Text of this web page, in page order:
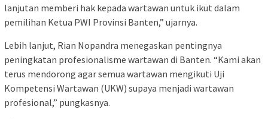
lanjutan memberi hak kepada wartawan untuk ikut dalam
pemilihan Ketua PWI Provinsi Banten,” ujarnya.
Lebih lanjut, Rian Nopandra menegaskan pentingnya
peningkatan profesionalisme wartawan di Banten. “Kami akan
terus mendorong agar semua wartawan mengikuti Uji
Kompetensi Wartawan (UKW) supaya menjadi wartawan
profesional,” pungkasnya.